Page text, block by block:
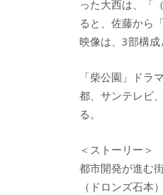
った大西は、「
ると、佐藤から
映像は、3部構成
「柴公園」ド
都、サンテレビ
る。
＜ストーリー＞
都市開発が進む
（ドロンズ石